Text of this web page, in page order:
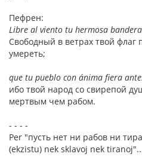
Пефрен:
Libre al viento tu hermosa
Свободный в ветрах твой флаг
умереть;
que tu pueblo con ánima fiera
ибо твой народ со свирепой
мертвым чем рабом.
- - - -
Per "пусть нет ни рабов ни
(ekzistu) nek sklavoj nek